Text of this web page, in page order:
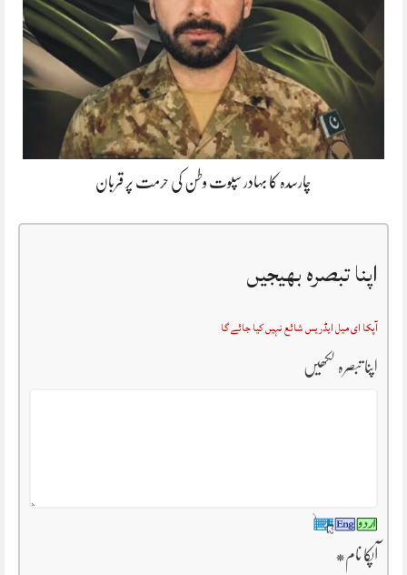
چارسدہ کا بہادر سپوت وطن کی حرمت پر قربان
اپنا تبصرہ بھیجیں
آپکا ای میل ایڈریس شائع نہیں کیا جائے گا
اپنا تبصرہ لکھیں
آپکا نام*